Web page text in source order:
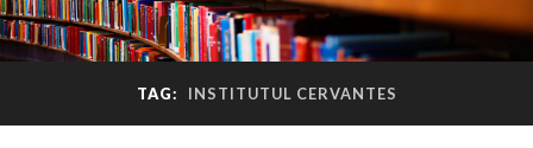
TAG: INSTITUTUL CERVANTES